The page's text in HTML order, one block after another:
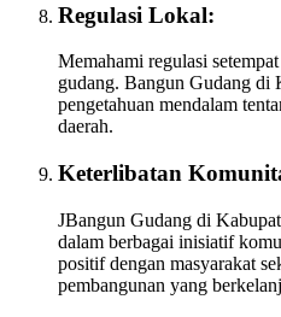
Regulasi Lokal:
Memahami regulasi
gudang. Bangun Gudang di
pengetahuan mendalam
daerah.
Keterlibatan
JBangun Gudang di
dalam berbagai inisiatif
positif dengan masyarakat
pembangunan yang